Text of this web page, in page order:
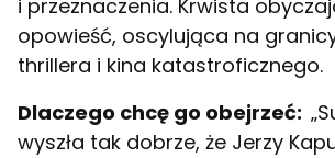
i przeznaczenia. Krwista
opowieść, oscylująca na
thrillera i kina katastroficznego.
Dlaczego chcę go obejrzeć:
wyszła tak dobrze, że Jerzy